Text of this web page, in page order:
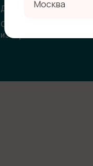
Договор-оферта
Согласие на
изображения
Москва